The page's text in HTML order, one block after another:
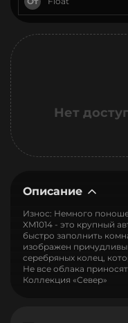
Нет
Описание
Износ: Немного
XM1014 - это крупный
быстро заполнить
изображен
серебряных колец,
Не все облака
Коллекция «Север»